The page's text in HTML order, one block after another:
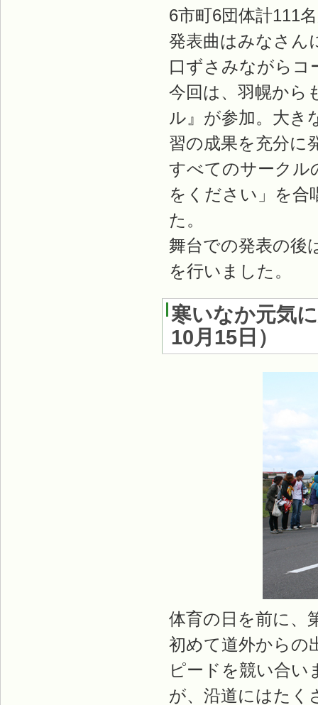
6市町6団体計111
発表曲はみなさん
口ずさみながらコ
今回は、羽幌から
ル』が参加。大き
習の成果を充分に
すべてのサークル
をください」を合
た。
舞台での発表の後
を行いました。
寒いなか元気
10月15日 ）
体育の日を前に、
初めて道外からの
ピードを競い合い
が、沿道にはたく